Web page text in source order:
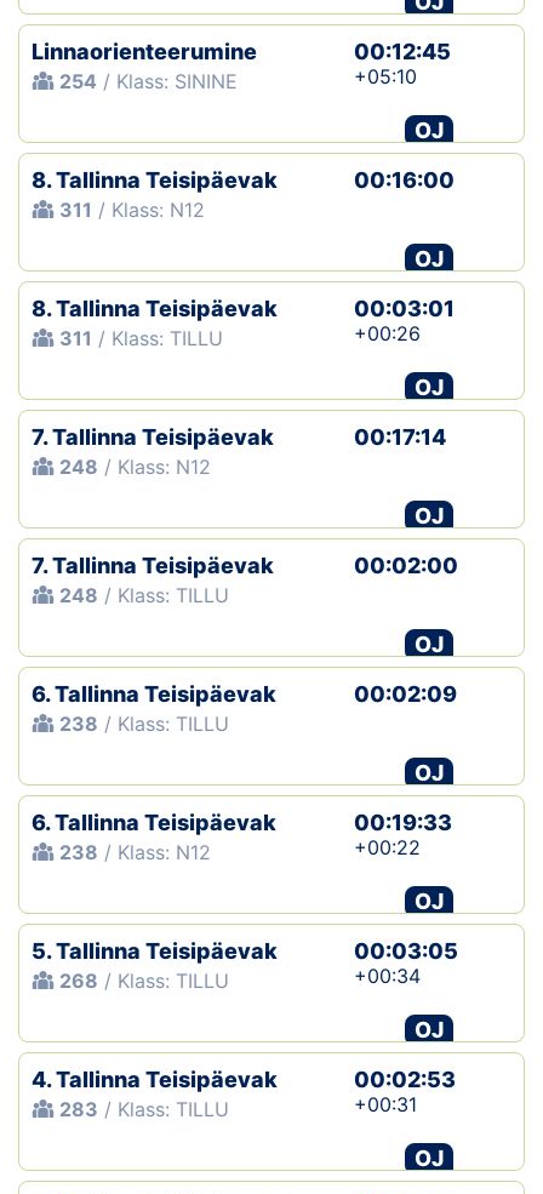
Linnaorienteerumine
254 / Klass: SININE
00:12:45
+05:10
OJ
8. Tallinna Teisipäevak
311 / Klass: N12
00:16:00
OJ
8. Tallinna Teisipäevak
311 / Klass: TILLU
00:03:01
+00:26
OJ
7. Tallinna Teisipäevak
248 / Klass: N12
00:17:14
OJ
7. Tallinna Teisipäevak
248 / Klass: TILLU
00:02:00
OJ
6. Tallinna Teisipäevak
238 / Klass: TILLU
00:02:09
OJ
6. Tallinna Teisipäevak
238 / Klass: N12
00:19:33
+00:22
OJ
5. Tallinna Teisipäevak
268 / Klass: TILLU
00:03:05
+00:34
OJ
4. Tallinna Teisipäevak
283 / Klass: TILLU
00:02:53
+00:31
OJ